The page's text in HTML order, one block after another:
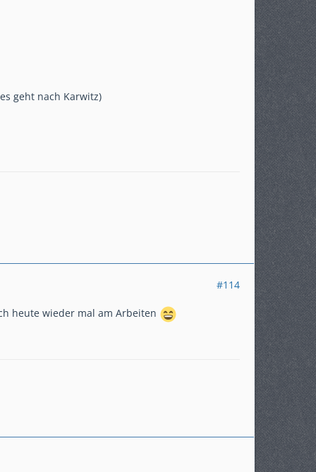
geht nach Karwitz)
#114
heute wieder mal am Arbeiten